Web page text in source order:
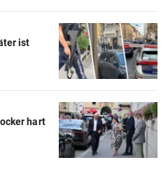
ist
hart